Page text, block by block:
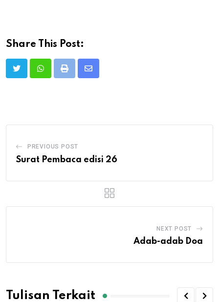
Share This Post:
Print
Share
PREVIOUS POST
Surat Pembaca edisi 26
NEXT POST
Adab-adab Doa
Tulisan Terkait